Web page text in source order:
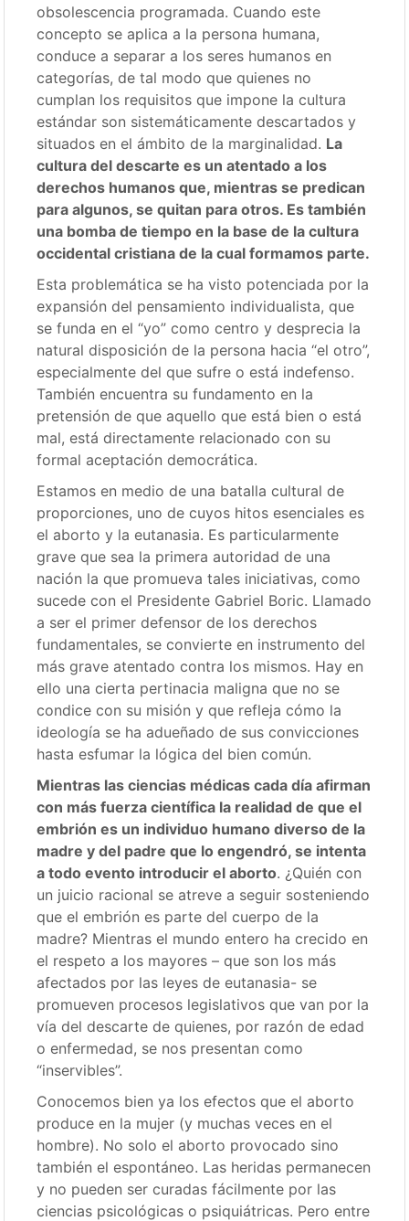
obsolescencia programada. Cuando este
concepto se aplica a la persona humana,
conduce a separar a los seres humanos en
categorías, de tal modo que quienes no
cumplan los requisitos que impone la cultura
estándar son sistemáticamente descartados y
situados en el ámbito de la marginalidad. La
cultura del descarte es un atentado a los
derechos humanos que, mientras se predican
para algunos, se quitan para otros. Es también
una bomba de tiempo en la base de la cultura
occidental cristiana de la cual formamos parte.
Esta problemática se ha visto potenciada por la
expansión del pensamiento individualista, que
se funda en el “yo” como centro y desprecia la
natural disposición de la persona hacia “el otro”,
especialmente del que sufre o está indefenso.
También encuentra su fundamento en la
pretensión de que aquello que está bien o está
mal, está directamente relacionado con su
formal aceptación democrática.
Estamos en medio de una batalla cultural de
proporciones, uno de cuyos hitos esenciales es
el aborto y la eutanasia. Es particularmente
grave que sea la primera autoridad de una
nación la que promueva tales iniciativas, como
sucede con el Presidente Gabriel Boric. Llamado
a ser el primer defensor de los derechos
fundamentales, se convierte en instrumento del
más grave atentado contra los mismos. Hay en
ello una cierta pertinacia maligna que no se
condice con su misión y que refleja cómo la
ideología se ha adueñado de sus convicciones
hasta esfumar la lógica del bien común.
Mientras las ciencias médicas cada día afirman
con más fuerza científica la realidad de que el
embrión es un individuo humano diverso de la
madre y del padre que lo engendró, se intenta
a todo evento introducir el aborto. ¿Quién con
un juicio racional se atreve a seguir sosteniendo
que el embrión es parte del cuerpo de la
madre? Mientras el mundo entero ha crecido en
el respeto a los mayores – que son los más
afectados por las leyes de eutanasia- se
promueven procesos legislativos que van por la
vía del descarte de quienes, por razón de edad
o enfermedad, se nos presentan como
“inservibles”.
Conocemos bien ya los efectos que el aborto
produce en la mujer (y muchas veces en el
hombre). No solo el aborto provocado sino
también el espontáneo. Las heridas permanecen
y no pueden ser curadas fácilmente por las
ciencias psicológicas o psiquiátricas. Pero entre